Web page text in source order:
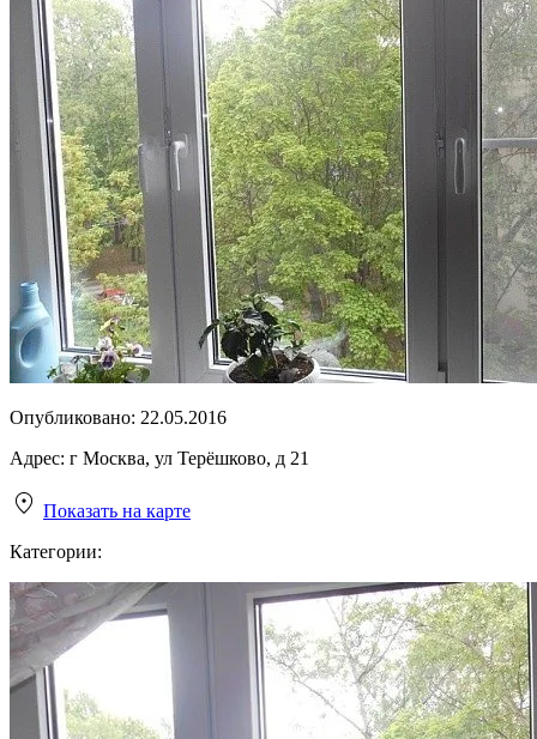
Опубликовано: 22.05.2016
Адрес: г Москва, ул Терёшково, д 21
Показать на карте
Категории: